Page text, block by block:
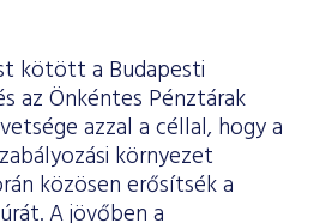
kötött a Budapesti
az Önkéntes Pénztárak
azzal a céllal, hogy a
környezet
közösen erősítsék a
A jövőben a